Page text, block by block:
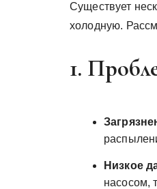
Существует
холодную.
1.
Низкое
насосом,